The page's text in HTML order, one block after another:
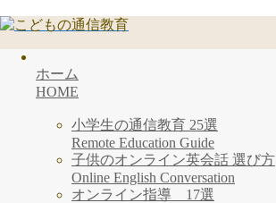
ホーム
HOME
小学生の通信教育 25選
Remote Education Guide
子供のオンライン英会話 選び方
Online English Conversation
オンライン指導 17選